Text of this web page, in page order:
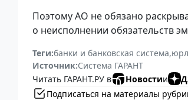
Поэтому АО не обязано
о неисполнении обязательств
Теги:банки и банковская система,
Источник:Система ГАРАНТ
Читать ГАРАНТ.РУ в
Новостии
Подписаться на материалы